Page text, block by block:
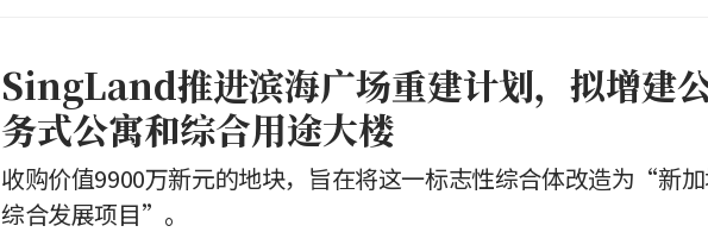
SingLand推进滨海广场重建计划，拟增建
务式公寓和综合用途大楼
收购价值9900万新元的地块，旨在将这一标志性综合体改造为“新
综合发展项目”。